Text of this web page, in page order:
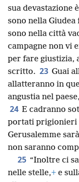
sua devastazione
sono nella
sono nella città
campagne non vi
per fare giustizia,
scritto. 23 Guai
allatteranno in
angustia nel paese,
24 E cadranno
portati prigionieri
Gerusalemme
non saranno
25 “Inoltre ci
nelle stelle,+ e